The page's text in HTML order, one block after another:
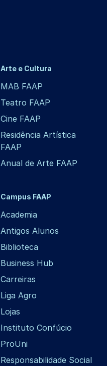
Arte e Cultura
MAB FAAP
Teatro FAAP
Cine FAAP
Residência Artística
FAAP
Anual de Arte FAAP
Campus FAAP
Academia
Antigos Alunos
Biblioteca
Business Hub
Carreiras
Liga Agro
Lojas
Instituto Confúcio
ProUni
Responsabilidade Social